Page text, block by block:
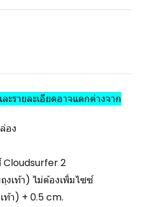
ะรายละเอียดอาจแตกต่างจาก
อง
Cloudsurfer 2
งเท้า) ไม่ต้องเพิ่มไซซ์
ท้า) + 0.5 cm.